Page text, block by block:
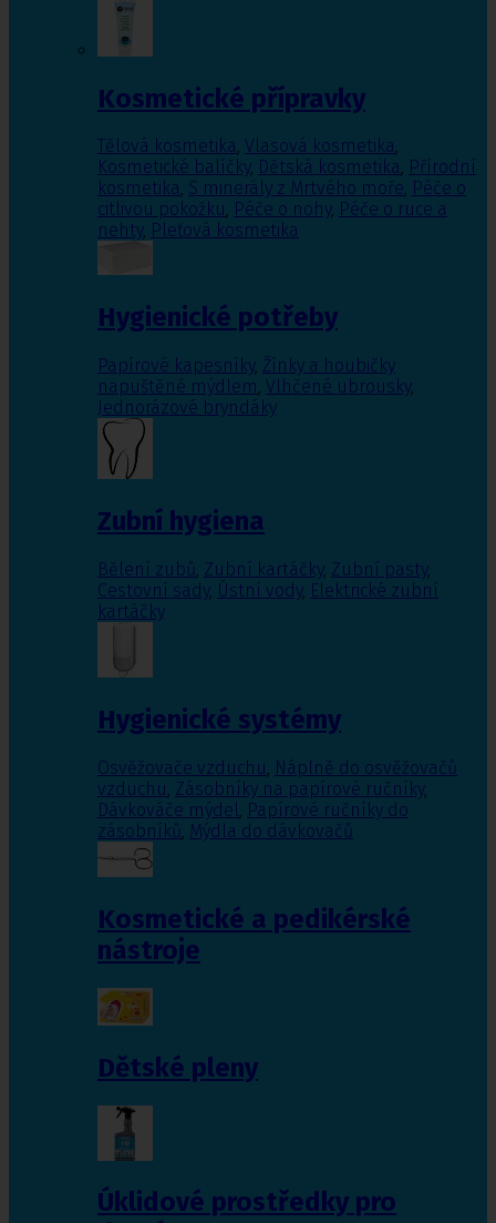
Kosmetické přípravky
Tělová kosmetika, Vlasová kosmetika,
Kosmetické balíčky, Dětská kosmetika, Přírodní
kosmetika, S minerály z Mrtvého moře, Péče o
citlivou pokožku, Péče o nohy, Péče o ruce a
nehty, Pleťová kosmetika
Hygienické potřeby
Papírové kapesníky, Žínky a houbičky
napuštěné mýdlem, Vlhčené ubrousky,
Jednorázové bryndáky
Zubní hygiena
Bělení zubů, Zubní kartáčky, Zubní pasty,
Cestovní sady, Ústní vody, Elektrické zubní
kartáčky
Hygienické systémy
Osvěžovače vzduchu, Náplně do osvěžovačů
vzduchu, Zásobníky na papírové ručníky,
Dávkováče mýdel, Papírové ručníky do
zásobníků, Mýdla do dávkovačů
Kosmetické a pedikérské
nástroje
Dětské pleny
Úklidové prostředky pro